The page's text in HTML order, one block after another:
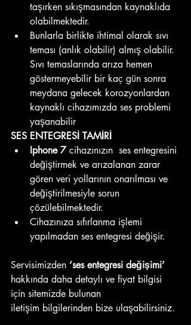
taşırken sıkışmasından kaynaklıda
olabilmektedir.
Bunlarla birlikte ihtimal olarak sıvı
teması (anlık olabilir) almış olabilir.
Sıvı temaslarında arıza hemen
göstermeyebilir bir kaç gün sonra
meydana gelecek korozyonlardan
kaynaklı cihazımızda ses problemi
yaşanabilir
SES ENTEGRESİ TAMİRİ
Iphone 7 cihazınızın  ses entegresini
değiştirmek ve arızalanan zarar
gören veri yollarının onarılması ve
değiştirilmesiyle sorun
çözülebilmektedir.
Cihazınıza sıfırlanma işlemi
yapılmadan ses entegresi değişir.
Servisimizden ‘ses entegresi değişimi’
hakkında daha detaylı ve fiyat bilgisi
için sitemizde bulunan
iletişim bilgilerinden bize ulaşabilirsiniz.